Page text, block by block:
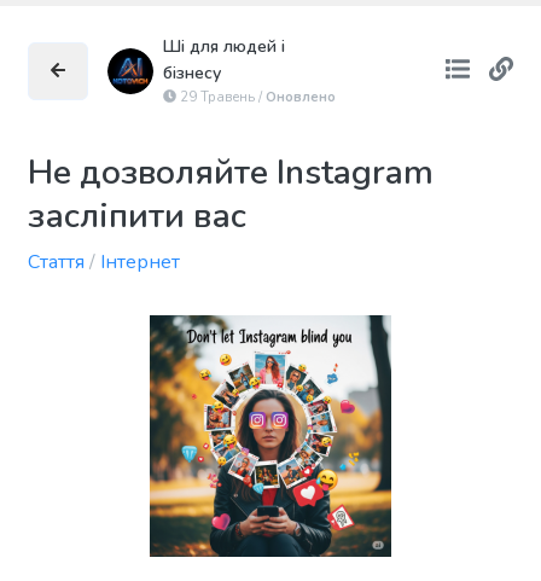
Ші для людей і
бізнесу
29 Травень / Оновлено
Не дозволяйте Instagram
засліпити вас
Стаття / Інтернет